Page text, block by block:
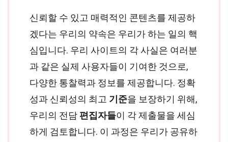
신뢰할 수 있고 매력적인 콘텐츠를 제공하
겠다는 우리의 약속은 우리가 하는 일의 핵
심입니다. 우리 사이트의 각 사실은 여러분
과 같은 실제 사용자들이 기여한 것으로,
다양한 통찰력과 정보를 제공합니다. 정확
성과 신뢰성의 최고 기준을 보장하기 위해,
우리의 전담 편집자들이 각 제출물을 세심
하게 검토합니다. 이 과정은 우리가 공유하